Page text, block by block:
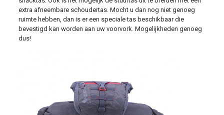
extra afneembare schoudertas. Mocht u dan nog niet genoeg
ruimte hebben, dan is er een speciale tas beschikbaar die
bevestigd kan worden aan uw voorvork. Mogelijkheden genoeg
dus!